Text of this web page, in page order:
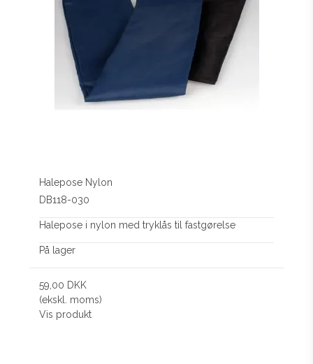
Halepose Nylon
DB118-030
Halepose i nylon med tryklås til fastgørelse
På lager
59,00 DKK
(ekskl. moms)
Vis produkt